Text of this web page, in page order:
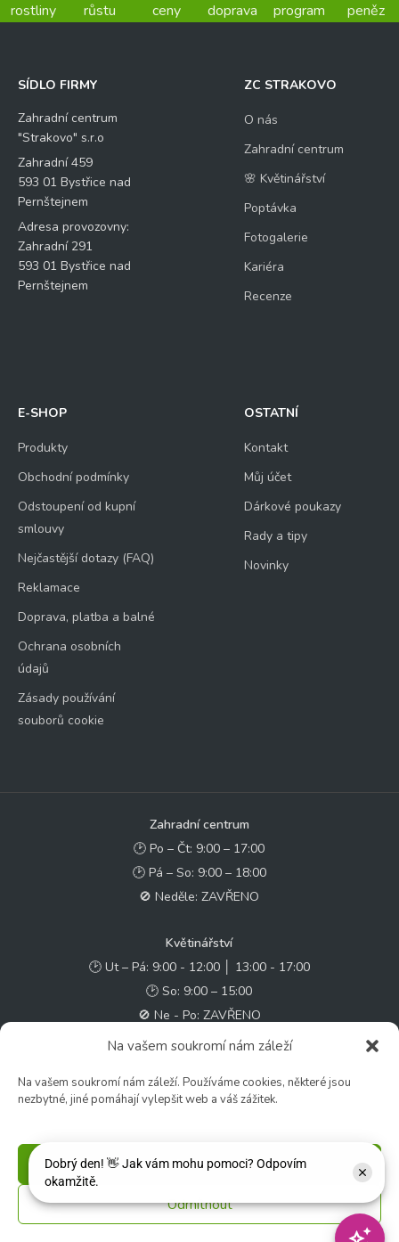
Na vašem soukromí nám záleží
Na vašem soukromí nám záleží. Používáme cookies, některé jsou
nezbytné, jiné pomáhají vylepšit web a váš zážitek.
Příjmout
Odmítnout
rostliny
růstu
ceny
doprava
program
peněz
SÍDLO FIRMY
Zahradní centrum
"Strakovo" s.r.o
Zahradní 459
593 01 Bystřice nad
Pernštejnem
Adresa provozovny:
Zahradní 291
593 01 Bystřice nad
Pernštejnem
ZC STRAKOVO
O nás
Zahradní centrum
🌸 Květinářství
Poptávka
Fotogalerie
Kariéra
Recenze
E-SHOP
Produkty
Obchodní podmínky
Odstoupení od kupní
smlouvy
Nejčastější dotazy (FAQ)
Reklamace
Doprava, platba a balné
Ochrana osobních
údajů
Zásady používání
souborů cookie
OSTATNÍ
Kontakt
Můj účet
Dárkové poukazy
Rady a tipy
Novinky
Zahradní centrum
🕑 Po – Čt: 9:00 – 17:00
🕑 Pá – So: 9:00 – 18:00
🚫 Neděle: ZAVŘENO
Květinářství
🕑 Ut – Pá: 9:00 - 12:00 │ 13:00 - 17:00
🕑 So: 9:00 – 15:00
🚫 Ne - Po: ZAVŘENO
✉️ e-shop@zcstrakovo.cz
© 2026 Zahradní centrum "Strakovo" s.r.o. – Všechna práva vyhrazena. |